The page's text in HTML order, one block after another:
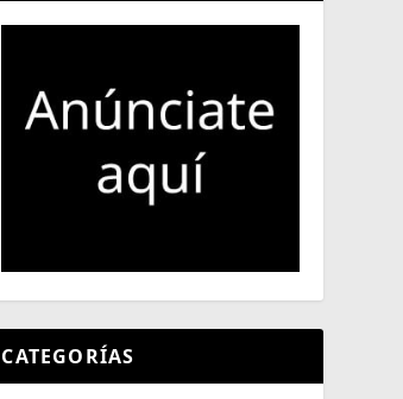
CATEGORÍAS